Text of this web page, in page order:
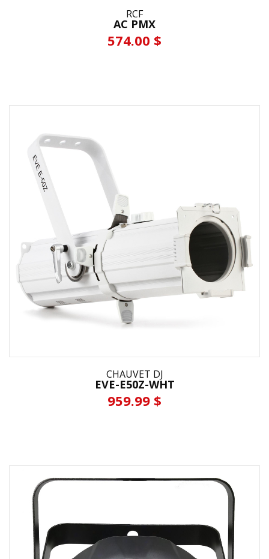
RCF
AC PMX
574.00 $
CHAUVET DJ
EVE-E50Z-WHT
959.99 $